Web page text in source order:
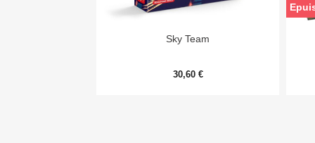
Aperçu rapide
Sky Team
30,60 €